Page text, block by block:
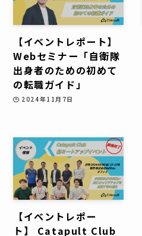
【イベントレポート】
Webセミナー「自衛隊
出身者のための初めて
の転職ガイド」
2024年11月7日
【イベントレポー
ト】 Catapult Club